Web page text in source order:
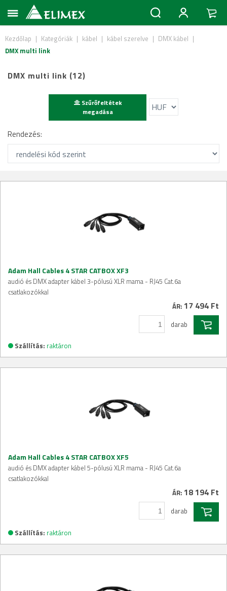
Kezdőlap | Kategóriák | kábel | kábel szerelve | DMX kábel |
DMX multi link
DMX multi link (12)
Szűrőfeltétek
megadása
Rendezés:
Adam Hall Cables 4 STAR CATBOX XF3
audió és DMX adapter kábel 3-pólusú XLR mama - RJ45 Cat.6a
csatlakozókkal
ÁR: 17 494 Ft
darab
Szállítás: raktáron
Adam Hall Cables 4 STAR CATBOX XF5
audió és DMX adapter kábel 5-pólusú XLR mama - RJ45 Cat.6a
csatlakozókkal
ÁR: 18 194 Ft
darab
Szállítás: raktáron